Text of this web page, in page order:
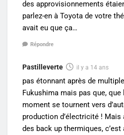
des approvisionnements
parlez-en à Toyota de votre
avait eu que ça…
Répondre
Pastilleverte il y a 14 ans
pas étonnant après de
Fukushima mais pas que,
moment se tournent vers
production d’électricité ! Mais
des back up thermiques, c’est